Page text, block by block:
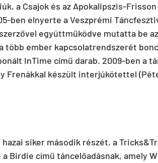
a Csajok és az Apokalipszis-
ben elnyerte a Veszprémi
együttműködve mutatta be
több ember kapcsolatrendszerét
InTime című darab. 2009-ben a
Frenákkal készült interjúkötettel
siker második részét, a
Birdie című táncelőadásnak, amely